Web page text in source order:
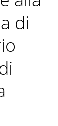
di